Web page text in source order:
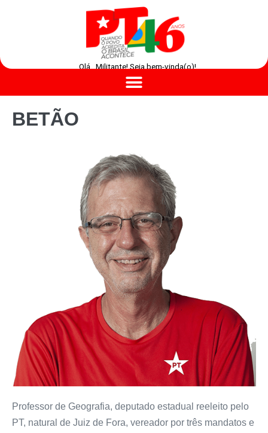
Olá , Militante! Seja bem-vinda(o)!
BETÃO
Professor de Geografia, deputado estadual reeleito pelo
PT, natural de Juiz de Fora, vereador por três mandatos e